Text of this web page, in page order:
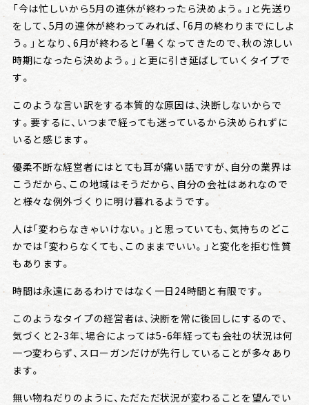
「今は忙しいから5月の連休が終わったら決めよう。」と先送り
をして、5月の連休が終わってみれば、「6月の終わりまでにしよ
う。」となり、6月が終わると「暑くなってきたので、秋の涼しい
時期になったら決めよう。」と更に引き延ばしていくタイプで
す。
このような言い訳をする本質的な原因は、決断しないからで
す。要するに、いつまで経っても迷っているから決められずに
いると感じます。
優柔不断な経営者にはとても耳が痛い話ですが、自分の業界は
こうだから、この地域はそうだから、自分の会社はあれなので
と様々な例外づくりに明け暮れるようです。
人は「変わらなきゃいけない。」と思っていても、気持ちのどこ
かでは「変わらなくても、このままでいい。」と変化を拒む性質
もあります。
時間は永遠にあるわけではなく一日24時間と有限です。
このようなタイプの経営者は、決断を常に後回しにするので、
気づくと2-3年、場合によっては5-6年経っても会社の状況は何
一つ変わらず、スローガンだけが先行していることが多々あり
ます。
無い物ねだりのように、ただただ状況が変わることを望んでい